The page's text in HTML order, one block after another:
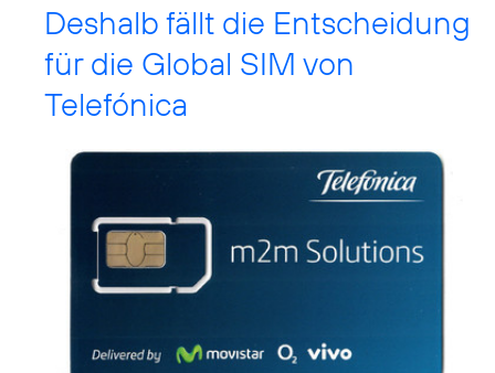
Deshalb fällt die Entscheidung
für die Global SIM von
Telefónica